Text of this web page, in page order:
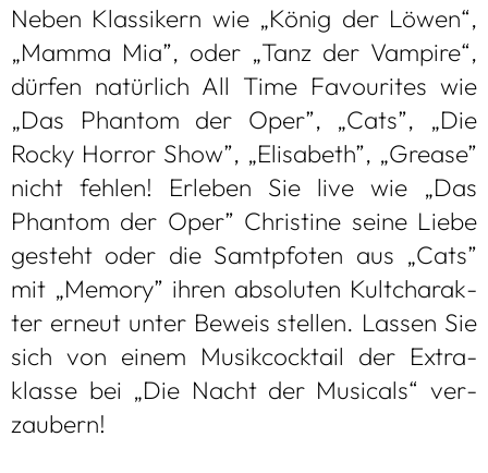
Neben Klas­si­kern wie „König der Löwen“,
„Mamma Mia”, oder „Tanz der Vam­pire“,
dür­fen natür­lich All Time Favou­ri­tes wie
„Das Phan­tom der Oper”, „Cats”, „Die
Rocky Hor­ror Show”, „Eli­sa­beth”, „Gre­ase”
nicht feh­len! Erle­ben Sie live wie „Das
Phan­tom der Oper” Chris­tine seine Liebe
gesteht oder die Samt­pfo­ten aus „Cats”
mit „Memory” ihren abso­lu­ten Kult­cha­rak­
ter erneut unter Beweis stel­len. Las­sen Sie
sich von einem Musik­cock­tail der Extra­
klasse bei „Die Nacht der Musi­cals“ ver­
zau­bern!